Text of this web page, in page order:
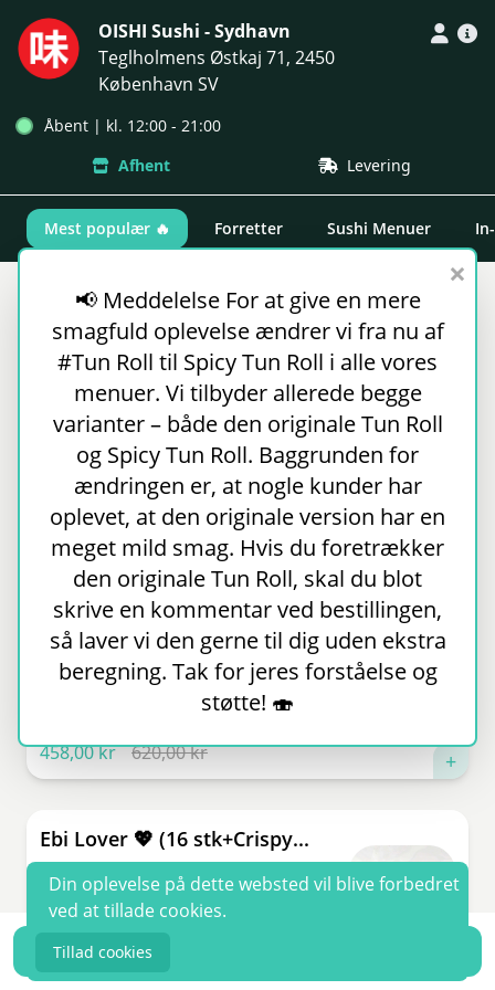
×
📢 Meddelelse For at give en mere
smagfuld oplevelse ændrer vi fra nu af
#Tun Roll til Spicy Tun Roll i alle vores
menuer. Vi tilbyder allerede begge
varianter – både den originale Tun Roll
og Spicy Tun Roll. Baggrunden for
ændringen er, at nogle kunder har
oplevet, at den originale version har en
meget mild smag. Hvis du foretrækker
den originale Tun Roll, skal du blot
skrive en kommentar ved bestillingen,
så laver vi den gerne til dig uden ekstra
beregning. Tak for jeres forståelse og
støtte! 🍣
OISHI Sushi - Sydhavn
Teglholmens Østkaj 71, 2450
København SV
Åbent | kl. 12:00 - 21:00
Afhent
Levering
Mest populær 🔥 Forretter Sushi Menuer
Mest populær 🔥
Gratis soya, wasabi og ingefær følger med i
passende portion.
Månedens Tilbud (30 stk.)
Nigiri: 4 Laks, 2 Tun, 2 Rejer Deluxe
Maki: 8 Ebi Tempura med Sizzl...
198,00 kr 339,00 kr
FAMILY MENU (66 stk + 6 stk...
Forretter Crispy ebi 6 stk Uramaki 4
stk Lakse roll 4 stk Califor...
458,00 kr 620,00 kr +
Ebi Lover 💖 (16 stk+Crispy...
Forretter： 6 stk Crispy Ebi Maki: 8
stk Ebi Tempura 8 stk Sunris...
198,00 kr 257,00 kr
Din oplevelse på dette websted vil blive forbedret
ved at tillade cookies.
Tillad cookies